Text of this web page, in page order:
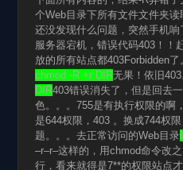
个Web目录下所有文件文件夹
还没发现什么问题，突然手机响
服务器宕机，错误代码403！！
放的所有站点都403Forbidden
chmod -R +r DIR无果！依旧
DIR403错误消失了，但是回去
色。。。755是有执行权限的啊
是644权限，403 。换成744权
题。。。去正常访问的Web目录
–r–r–这样的，用chmod命令改
行，看来就得是7**的权限站点